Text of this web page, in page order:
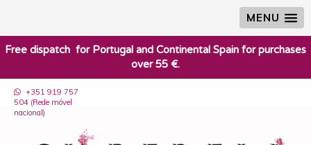
MENU
​Free dispatch for Portugal and Continental Spain for purchases
over 55 €.
+351 919 757
504 (Rede móvel
nacional)